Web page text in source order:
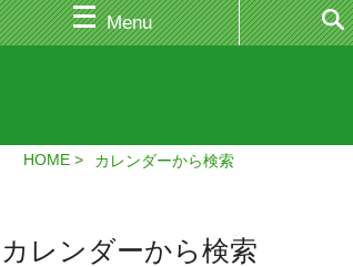
Menu
HOME カレンダーから検索
カレンダーから検索